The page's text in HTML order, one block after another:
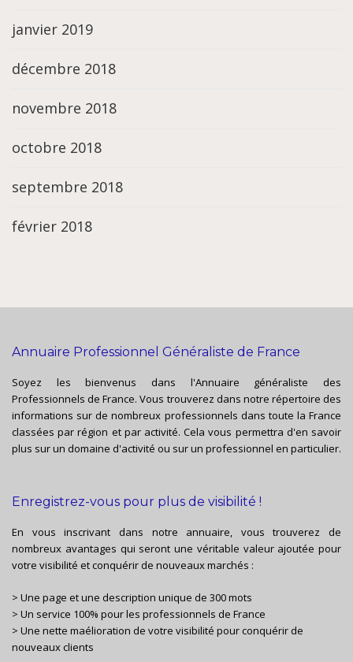
janvier 2019
décembre 2018
novembre 2018
octobre 2018
septembre 2018
février 2018
Annuaire Professionnel Généraliste de France
Soyez les bienvenus dans l'Annuaire généraliste des
Professionnels de France. Vous trouverez dans notre répertoire des
informations sur de nombreux professionnels dans toute la France
classées par région et par activité. Cela vous permettra d'en savoir
plus sur un domaine d'activité ou sur un professionnel en particulier.
Enregistrez-vous pour plus de visibilité !
En vous inscrivant dans notre annuaire, vous trouverez de
nombreux avantages qui seront une véritable valeur ajoutée pour
votre visibilité et conquérir de nouveaux marchés :
> Une page et une description unique de 300 mots
> Un service 100% pour les professionnels de France
> Une nette maélioration de votre visibilité pour conquérir de
nouveaux clients